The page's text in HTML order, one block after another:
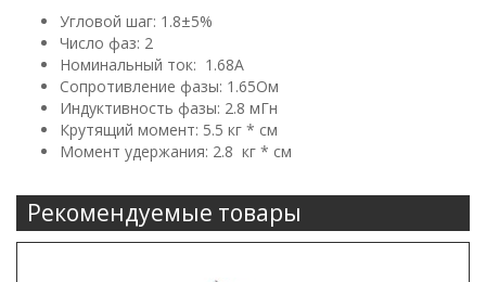
Угловой шаг: 1.8±5%
Число фаз: 2
Номинальный ток: 1.68А
Сопротивление фазы: 1.65Ом
Индуктивность фазы: 2.8 мГн
Крутящий момент: 5.5 кг * см
Момент удержания: 2.8 кг * см
Рекомендуемые товары